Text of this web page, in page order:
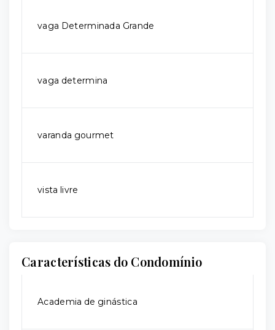
vaga Determinada Grande
vaga determina
varanda gourmet
vista livre
Características do Condomínio
Academia de ginástica